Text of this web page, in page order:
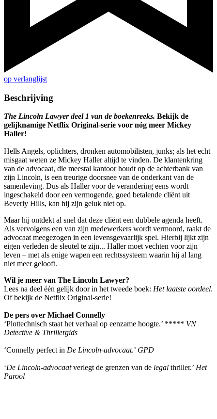
op verlanglijst
Beschrijving
The Lincoln Lawyer deel 1 van de boekenreeks. Bekijk de
gelijknamige Netflix Original-serie voor nóg meer Mickey
Haller!
Hells Angels, oplichters, dronken automobilisten, junks; als het echt
misgaat weten ze Mickey Haller altijd te vinden. De klantenkring
van de advocaat, die meestal kantoor houdt op de achterbank van
zijn Lincoln, is een treurige doorsnee van de onderkant van de
samenleving. Dus als Haller voor de verandering eens wordt
ingeschakeld door een vermogende, goed betalende cliënt uit
Beverly Hills, kan hij zijn geluk niet op.
Maar hij ontdekt al snel dat deze cliënt een dubbele agenda heeft.
Als vervolgens een van zijn medewerkers wordt vermoord, raakt de
advocaat meegezogen in een levensgevaarlijk spel. Hierbij lijkt zijn
eigen verleden de sleutel te zijn... Haller moet vechten voor zijn
leven – met als enige wapen een rechtssysteem waarin hij al lang
niet meer gelooft.
Wil je meer van The Lincoln Lawyer?
Lees na deel één gelijk door in het tweede boek: Het laatste oordeel.
Of bekijk de Netflix Original-serie!
De pers over Michael Connelly
‘Plottechnisch staat het verhaal op eenzame hoogte.’ ***** VN
Detective & Thrillergids
‘Connelly perfect in De Lincoln-advocaat.’ GPD
‘De Lincoln-advocaatverlegt de grenzen van de legal thriller.’ Het
Parool